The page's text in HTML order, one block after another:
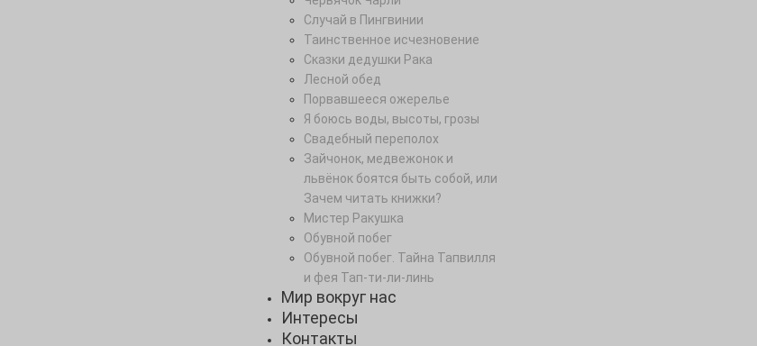
Случай в Пингвинии
Таинственное исчезновение
Сказки дедушки Рака
Лесной обед
Порвавшееся ожерелье
Я боюсь воды, высоты, грозы
Свадебный переполох
Зайчонок, медвежонок и
львёнок боятся быть собой, или
Зачем читать книжки?
Мистер Ракушка
Обувной побег
Обувной побег. Тайна Тапвилля
и фея Тап-ти-ли-линь
Мир вокруг нас
Интересы
Контакты